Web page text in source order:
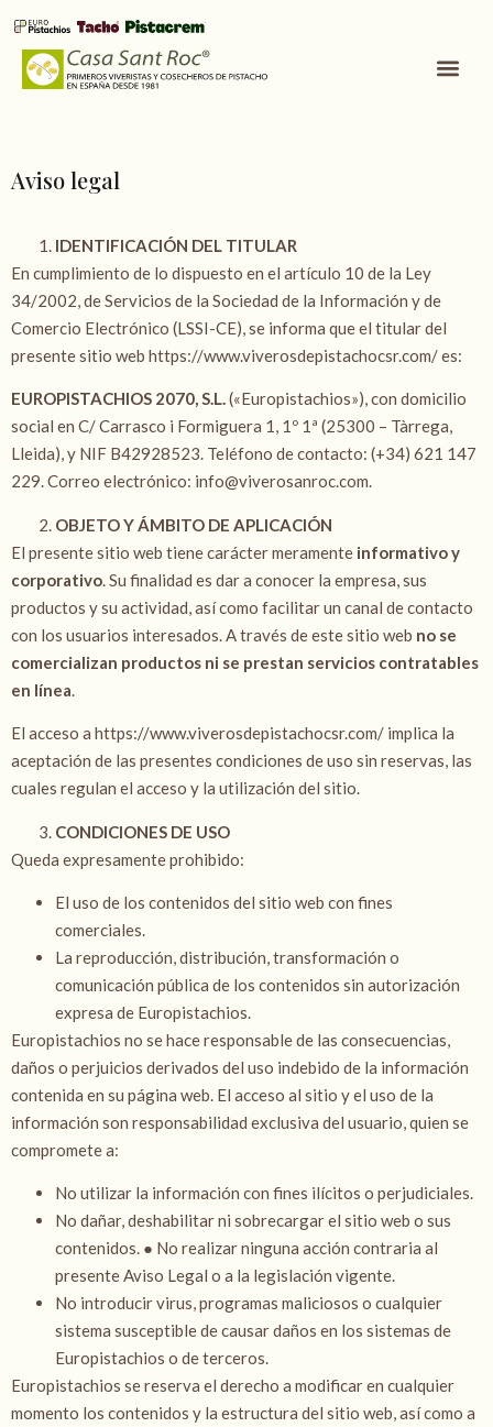
Aviso legal
IDENTIFICACIÓN DEL TITULAR
En cumplimiento de lo dispuesto en el artículo 10 de la Ley
34/2002, de Servicios de la Sociedad de la Información y de
Comercio Electrónico (LSSI-CE), se informa que el titular del
presente sitio web https://www.viverosdepistachocsr.com/es:
EUROPISTACHIOS 2070, S.L.(«Europistachios»), con domicilio
social en C/ Carrasco i Formiguera 1, 1º 1ª (25300 – Tàrrega,
Lleida), y NIF B42928523. Teléfono de contacto: (+34) 621 147
229. Correo electrónico: info@viverosanroc.com.
OBJETO Y ÁMBITO DE APLICACIÓN
El presente sitio web tiene carácter meramente informativo y
corporativo. Su finalidad es dar a conocer la empresa, sus
productos y su actividad, así como facilitar un canal de contacto
con los usuarios interesados. A través de este sitio web no se
comercializan productos ni se prestan servicios contratables
en línea.
El acceso a https://www.viverosdepistachocsr.com/ implica la
aceptación de las presentes condiciones de uso sin reservas, las
cuales regulan el acceso y la utilización del sitio.
CONDICIONES DE USO
Queda expresamente prohibido:
El uso de los contenidos del sitio web con fines
comerciales.
La reproducción, distribución, transformación o
comunicación pública de los contenidos sin autorización
expresa de Europistachios.
Europistachios no se hace responsable de las consecuencias,
daños o perjuicios derivados del uso indebido de la información
contenida en su página web. El acceso al sitio y el uso de la
información son responsabilidad exclusiva del usuario, quien se
compromete a:
No utilizar la información con fines ilícitos o perjudiciales.
No dañar, deshabilitar ni sobrecargar el sitio web o sus
contenidos. ● No realizar ninguna acción contraria al
presente Aviso Legal o a la legislación vigente.
No introducir virus, programas maliciosos o cualquier
sistema susceptible de causar daños en los sistemas de
Europistachios o de terceros.
Europistachios se reserva el derecho a modificar en cualquier
momento los contenidos y la estructura del sitio web, así como a